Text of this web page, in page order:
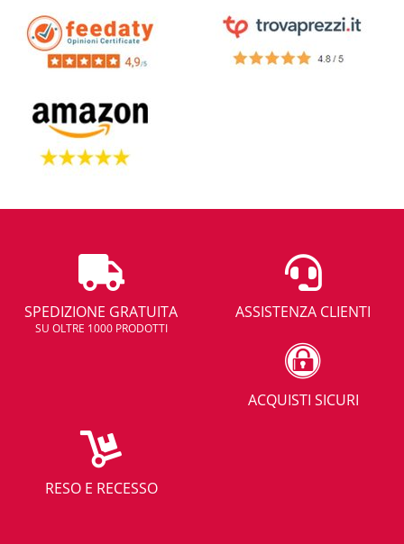
SPEDIZIONE GRATUITA
SU OLTRE 1000 PRODOTTI
ASSISTENZA CLIENTI
ACQUISTI SICURI
RESO E RECESSO